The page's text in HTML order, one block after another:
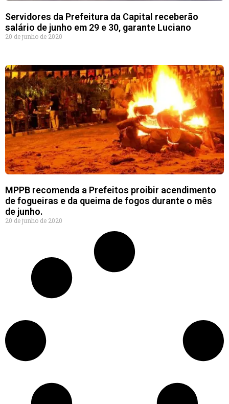
Servidores da Prefeitura da Capital receberão
salário de junho em 29 e 30, garante Luciano
20 de junho de 2020
MPPB recomenda a Prefeitos proibir acendimento
de fogueiras e da queima de fogos durante o mês
de junho.
20 de junho de 2020